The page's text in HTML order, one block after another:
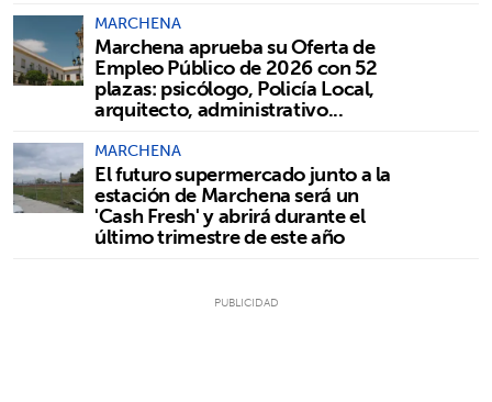
MARCHENA
Marchena aprueba su Oferta de
Empleo Público de 2026 con 52
plazas: psicólogo, Policía Local,
arquitecto, administrativo...
MARCHENA
El futuro supermercado junto a la
estación de Marchena será un
'Cash Fresh' y abrirá durante el
último trimestre de este año